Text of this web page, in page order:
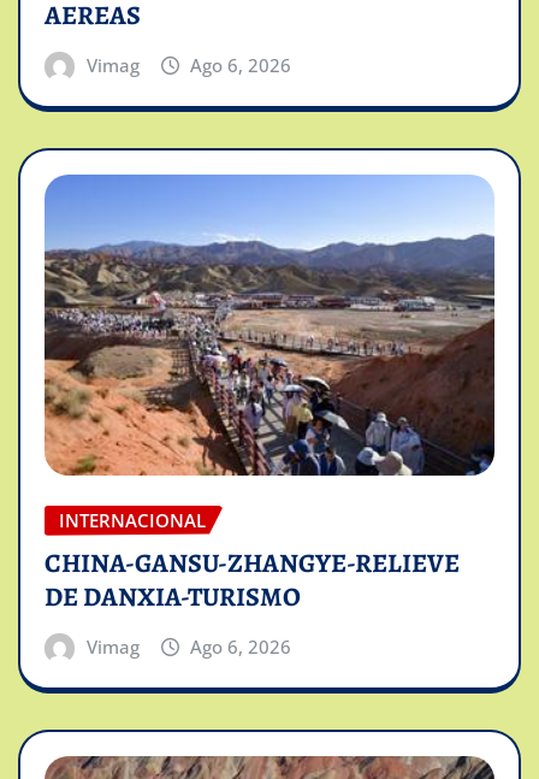
AEREAS
Vimag Ago 6, 2026
INTERNACIONAL
CHINA-GANSU-ZHANGYE-RELIEVE
DE DANXIA-TURISMO
Vimag Ago 6, 2026